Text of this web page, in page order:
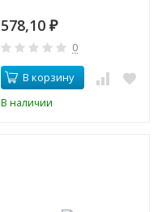
578,10 ₽
0
В корзину
В наличии